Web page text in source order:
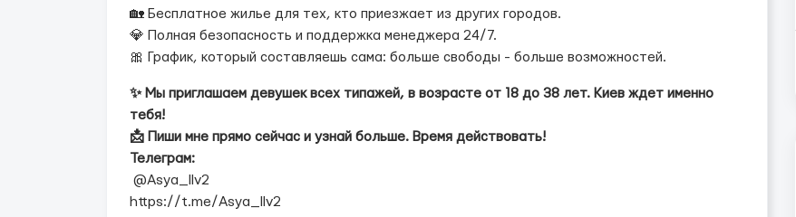
🏡 Бесплатное жилье для тех, кто приезжает из других городов.
💎 Полная безопасность и поддержка менеджера 24/7.
🎀 График, который составляешь сама: больше свободы - больше возможностей.
✨ Мы приглашаем девушек всех типажей, в возрасте от 18 до 38 лет. Киев ждет именно
тебя!
📩 Пиши мне прямо сейчас и узнай больше. Время действовать!
Телеграм:
@Asya_llv2
https://t.me/Asya_llv2